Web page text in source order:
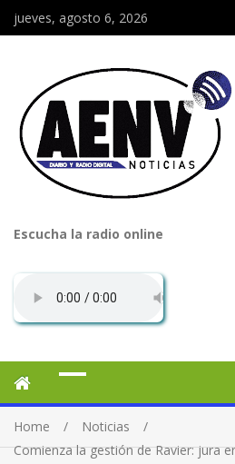
jueves, agosto 6, 2026
Escucha la radio online
Home
Noticias
Comienza la gestión de Ravier: jura